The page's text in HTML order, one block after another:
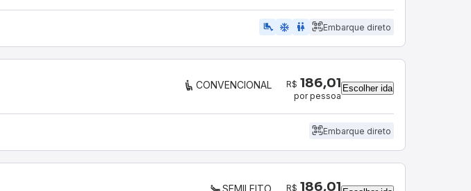
airline_seat_legroom_extra ac_unit wc Embarque direto
CONVENCIONAL R$ 186,01
por pessoa
Escolher ida
Embarque direto
SEMILEITO R$ 186,01